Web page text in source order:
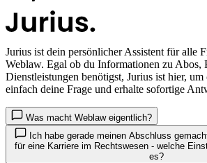
Jurius ist dein persönlicher Assistent für alle
Weblaw. Egal ob du Informationen zu Abos,
Dienstleistungen benötigst, Jurius ist hier,
einfach deine Frage und erhalte sofortige
Was macht Weblaw eigentlich?
Ich habe gerade meinen Abschluss gemacht und interessiere mich
für eine Karriere im Rechtswesen - welche
es?